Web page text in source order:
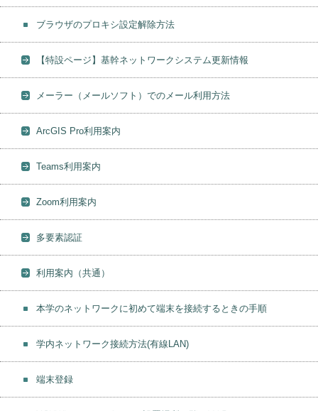
ブラウザのプロキシ設定解除方法
【特設ページ】基幹ネットワークシステム更新情報
メーラー（メールソフト）でのメール利用方法
ArcGIS Pro利用案内
Teams利用案内
Zoom利用案内
多要素認証
利用案内（共通）
本学のネットワークに初めて端末を接続するときの手順
学内ネットワーク接続方法(有線LAN)
端末登録